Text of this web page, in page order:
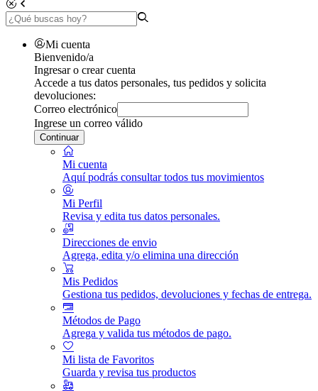
Mi cuenta
Bienvenido/a
Ingresar o crear cuenta
Accede a tus datos personales, tus pedidos y solicita
devoluciones:
Correo electrónico
Ingrese un correo válido
Continuar
Mi cuenta
Aquí podrás consultar todos tus movimientos
Mi Perfil
Revisa y edita tus datos personales.
Direcciones de envio
Agrega, edita y/o elimina una dirección
Mis Pedidos
Gestiona tus pedidos, devoluciones y fechas de entrega.
Métodos de Pago
Agrega y valida tus métodos de pago.
Mi lista de Favoritos
Guarda y revisa tus productos